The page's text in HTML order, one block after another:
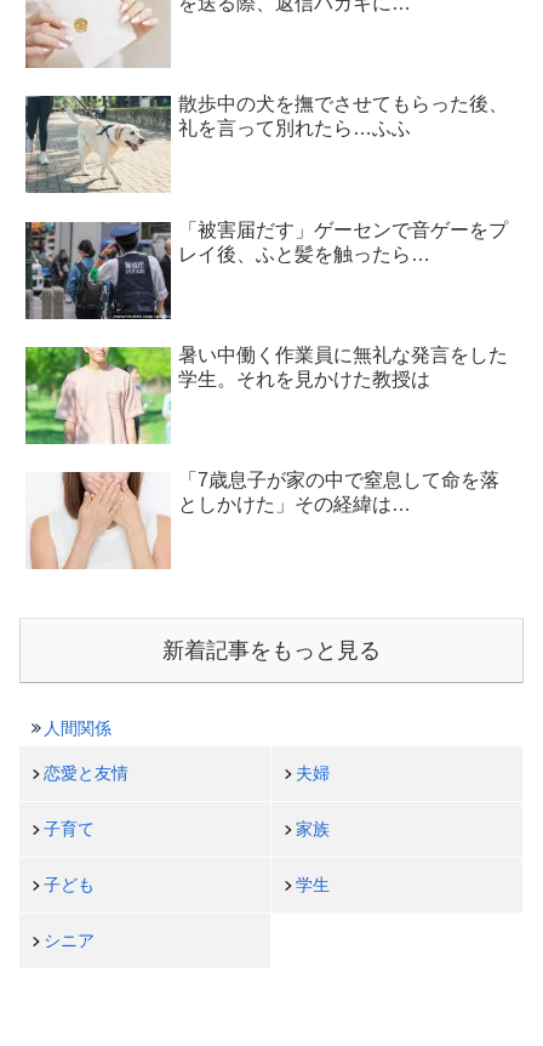
散歩中の犬を撫でさせてもらった後、
礼を言って別れたら…ふふ
「被害届だす」ゲーセンで音ゲーをプ
レイ後、ふと髪を触ったら…
暑い中働く作業員に無礼な発言をした
学生。それを見かけた教授は
「7歳息子が家の中で窒息して命を落
としかけた」その経緯は…
新着記事をもっと見る
人間関係
恋愛と友情 夫婦
子育て 家族
子ども 学生
シニア